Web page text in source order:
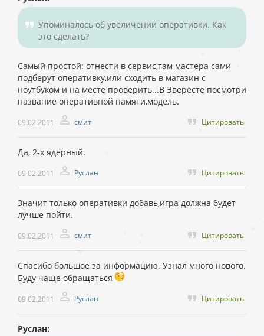
Упоминалось об увеличении оперативки. Как
это сделать?
Самый простой: отнести в сервис,там мастера сами
подберут оперативку,или сходить в магазин с
ноутбуком и на месте проверить...В Эвересте посмотри
название оперативной памяти,модель.
09.02.2011 смит Цитировать
Да, 2-х ядерный.
09.02.2011 Руслан Цитировать
Значит только оперативки добавь,игра должна будет
лучше пойти.
09.02.2011 смит Цитировать
Спасибо большое за информацию. Узнал много нового.
Буду чаще обращаться
09.02.2011 Руслан Цитировать
Руслан: